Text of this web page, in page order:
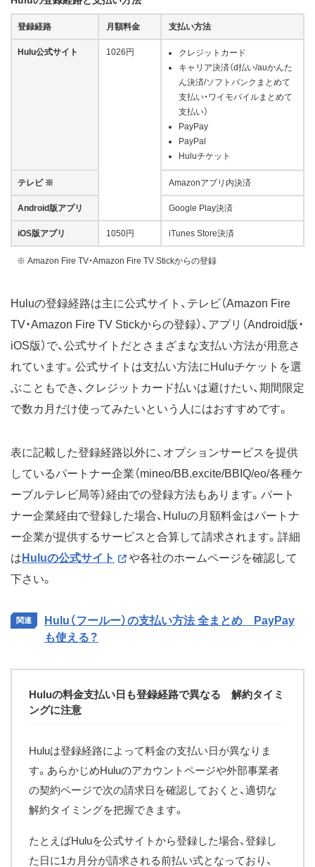
登録経路 月額料金 支払い方法
Hulu公式サイト 1026円
クレジットカード
キャリア決済（d払い/auかんた
ん決済/ソフトバンクまとめて
支払い・ワイモバイルまとめて
支払い）
PayPay
PayPal
Huluチケット
テレビ ※ Amazonアプリ内決済
Android版アプリ Google Play決済
iOS版アプリ 1050円 iTunes Store決済
※ Amazon Fire TV・Amazon Fire TV Stickからの登録
Huluの登録経路は主に公式サイト、テレビ（Amazon Fire
TV・Amazon Fire TV Stickからの登録）、アプリ（Android版・
iOS版）で、公式サイトだとさまざまな支払い方法が用意さ
れています。公式サイトは支払い方法にHuluチケットを選
ぶこともでき、クレジットカード払いは避けたい、期間限定
で数カ月だけ使ってみたいという人にはおすすめです。
表に記載した登録経路以外に、オプションサービスを提供
しているパートナー企業（mineo/BB.excite/BBIQ/eo/各種ケ
ーブルテレビ局等）経由での登録方法もあります。パート
ナー企業経由で登録した場合、Huluの月額料金はパートナ
ー企業が提供するサービスと合算して請求されます。詳細
は Huluの公式サイト
や各社のホームページを確認して
下さい。
Hulu（フールー）の支払い方法 全まとめ PayPay
も使える？
Huluの料金支払い日も登録経路で異なる 解約タイミ
ングに注意
Huluは登録経路によって料金の支払い日が異なりま
す。あらかじめHuluのアカウントページや外部事業者
の契約ページで次の請求日を確認しておくと、適切な
解約タイミングを把握できます。
たとえばHuluを公式サイトから登録した場合、登録し
た日に1カ月分が請求される前払い式となっており、